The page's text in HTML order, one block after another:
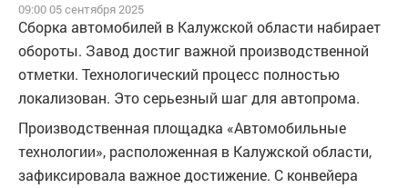
09:00 05 сентября 2025
Сборка автомобилей в Калужской области набирает
обороты. Завод достиг важной производственной
отметки. Технологический процесс полностью
локализован. Это серьезный шаг для автопрома.
Производственная площадка «Автомобильные
технологии», расположенная в Калужской области,
зафиксировала важное достижение. С конвейера